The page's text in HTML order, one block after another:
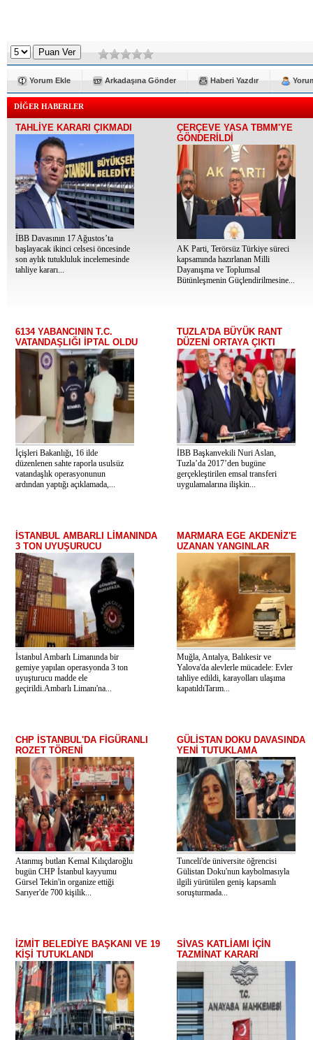
Yorum Ekle Arkadaşına Gönder Haberi Yazdır
DİĞER HABERLER
TAHLİYE KARARI ÇIKMADI
İBB Davasının 17 Ağustos’ta
başlayacak ikinci celsesi öncesinde
son aylık tutukluluk incelemesinde
tahliye kararı...
ÇERÇEVE YASA TBMM'YE
GÖNDERİLDİ
AK Parti, Terörsüz Türkiye süreci
kapsamında hazırlanan Milli
Dayanışma ve Toplumsal
Bütünleşmenin Güçlendirilmesine...
6134 YABANCININ T.C.
VATANDAŞLIĞI İPTAL OLDU
İçişleri Bakanlığı, 16 ilde
düzenlenen sahte raporla usulsüz
vatandaşlık operasyonunun
ardından yaptığı açıklamada,...
TUZLA'DA BÜYÜK RANT
DÜZENİ ORTAYA ÇIKTI
İBB Başkanvekili Nuri Aslan,
Tuzla’da 2017’den bugüne
gerçekleştirilen emsal transferi
uygulamalarına ilişkin...
İSTANBUL AMBARLI LİMANINDA
3 TON UYUŞURUCU
İstanbul Ambarlı Limanında bir
gemiye yapılan operasyonda 3 ton
uyuşturucu madde ele
geçirildi.Ambarlı Limanı'na...
MARMARA EGE AKDENİZ'E
UZANAN YANGINLAR
Muğla, Antalya, Balıkesir ve
Yalova'da alevlerle mücadele: Evler
tahliye edildi, karayolları ulaşıma
kapatıldıTarım...
CHP İSTANBUL'DA FİGÜRANLI
ROZET TÖRENİ
Atanmış butlan Kemal Kılıçdaroğlu
bugün CHP İstanbul kayyumu
Gürsel Tekin'in organize ettiği
Sarıyer'de 700 kişilik...
GÜLİSTAN DOKU DAVASINDA
YENİ TUTUKLAMA
Tunceli'de üniversite öğrencisi
Gülistan Doku'nun kaybolmasıyla
ilgili yürütülen geniş kapsamlı
soruşturmada...
İZMİT BELEDİYE BAŞKANI VE 19
KİŞİ TUTUKLANDI
SİVAS KATLİAMI İÇİN
TAZMİNAT KARARI